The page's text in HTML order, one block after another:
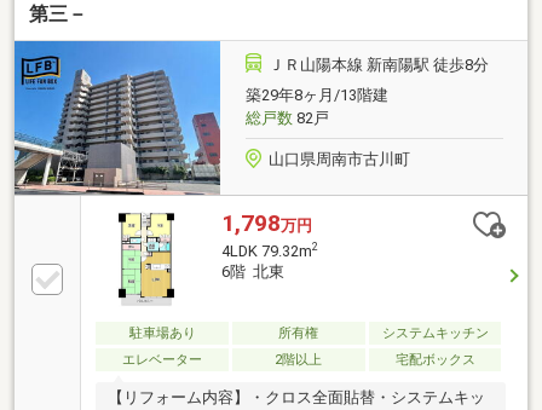
木目調の対面式キッチンが美しく調和 ・34平米超の
広大な2面ワイドバルコニーとフラットに繋がる開放
的な設計・浴室の窓や大容量WIC等、快適性と収納力
を両立
第三－
ＪＲ山陽本線 新南陽駅 徒歩8分
築29年8ヶ月/13階建
総戸数82戸
山口県周南市古川町
1,798万円
4LDK 79.32m2
6階 北東
駐車場あり 所有権
システムキッチン
エレベーター
2階以上 宅配ボックス
【リフォーム内容】・クロス全面貼替・システムキッ